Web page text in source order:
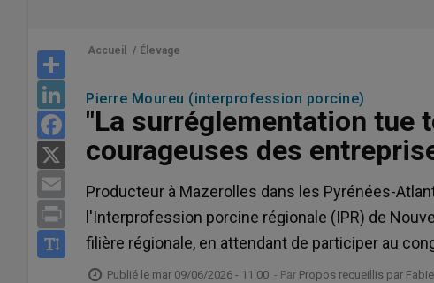
LinkedIn
Facebook
Email
Print
Accueil / Élevage
Pierre Moureu (interprofession porcine)
"La surréglementation tue
courageuses des
Producteur à Mazerolles dans les Pyrénées-
l'Interprofession porcine régionale (IPR) de
filière régionale, en attendant de participer au
Publié le mar 09/06/2026 - 11:00 - Par Propos recueillis par